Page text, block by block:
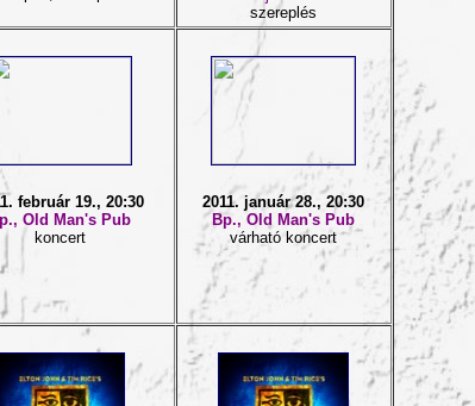
szereplés
február 19., 20:30
Old Man's Pub
koncert
2011. január 28., 20:30
Bp., Old Man's Pub
várható koncert